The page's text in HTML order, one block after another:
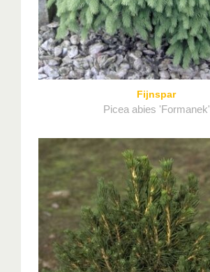
Fijnspar
Picea abies 'Formanek'